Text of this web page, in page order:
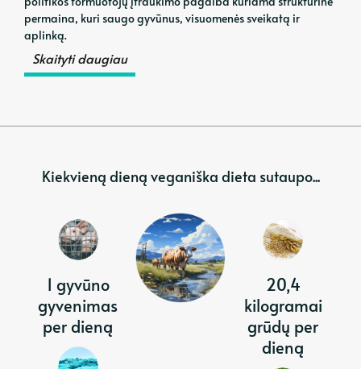
permaina, kuri saugo gyvūnus, visuomenės sveikatą ir
aplinką.
Skaityti daugiau
Kiekvieną dieną veganiška dieta sutaupo...
1 gyvūno
gyvenimas
per dieną
20,4
kilogramai
grūdų per
dieną